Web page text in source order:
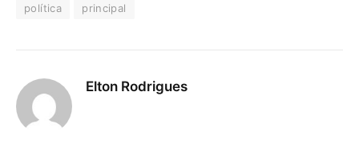
política principal
Elton Rodrigues